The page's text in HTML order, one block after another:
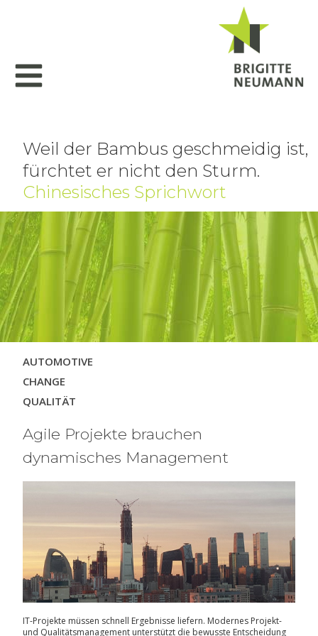
Weil der Bambus geschmeidig ist,
fürchtet er nicht den Sturm.
Chinesisches Sprichwort
überspringen
AUTOMOTIVE
CHANGE
QUALITÄT
Agile Projekte brauchen
dynamisches Management
IT-Projekte müssen schnell Ergebnisse liefern. Modernes Projekt-
und Qualitätsmanagement unterstützt die bewusste Entscheidung